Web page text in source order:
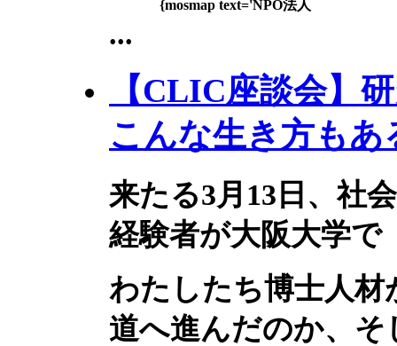
{mosmap text='NPO法人
...
【CLIC座談会】
こんな生き方もあ
来たる3月13日、社
経験者が大阪大学
わたしたち博士人
道へ進んだのか、